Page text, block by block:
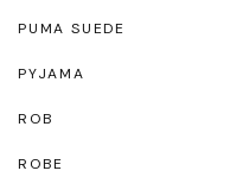
PUMA SUEDE
PYJAMA
ROB
ROBE